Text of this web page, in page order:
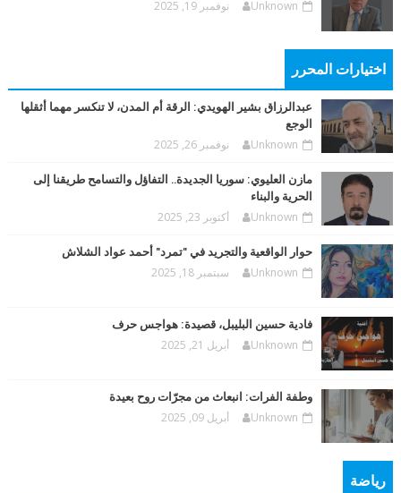
Unknown نوفمبر 19, 2025
اختيارات المحرر
عبدالرزاق بشير الهويدي: الرقة أم المدن، لا تنكسر مهما أثقلها
الوجع
Unknown نوفمبر 26, 2025
مازن العليوي: سوريا الجديدة.. التفاؤل والتسامح طريقنا إلى
الحرية والبناء
Unknown أكتوبر 23, 2025
حوار الواقعية والتجريد في "تمرد" أحمد عواد الشلاش
Unknown سبتمبر 18, 2025
فادية حسين البليبل، قصيدة: هواجس حرف
Unknown أبريل 21, 2025
وطفة الفرات: انبعاث من مجرّات روح بعيدة
Unknown أبريل 09, 2025
رياضة